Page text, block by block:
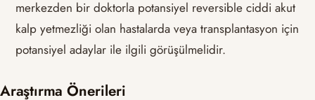
merkezden bir doktorla potansiyel reversible ciddi akut
kalp yetmezliği olan hastalarda veya transplantasyon için
potansiyel adaylar ile ilgili görüşülmelidir.
Araştırma Önerileri